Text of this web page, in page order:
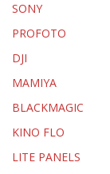
SONY
PROFOTO
DJI
MAMIYA
BLACKMAGIC
KINO FLO
LITE PANELS